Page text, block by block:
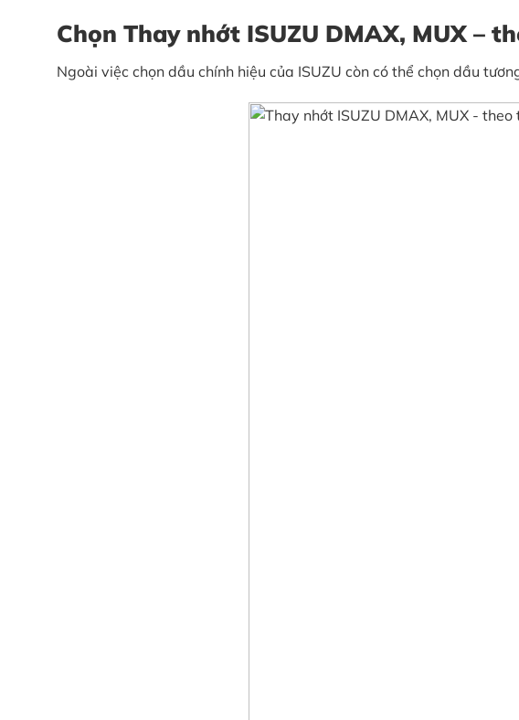
Chọn Thay nhớt ISUZU DMAX, MUX –
Ngoài việc chọn dầu chính hiệu của ISUZU còn có thể chọn dầu